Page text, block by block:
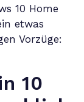
10 Home
etwas
Vorzüge:
10